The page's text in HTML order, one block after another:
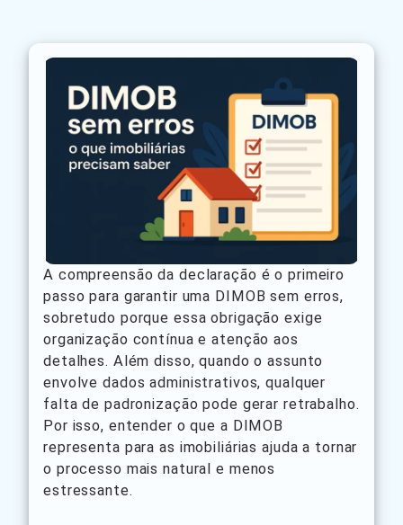
A compreensão da declaração é o primeiro
passo para garantir uma DIMOB sem erros,
sobretudo porque essa obrigação exige
organização contínua e atenção aos
detalhes. Além disso, quando o assunto
envolve dados administrativos, qualquer
falta de padronização pode gerar retrabalho.
Por isso, entender o que a DIMOB
representa para as imobiliárias ajuda a tornar
o processo mais natural e menos
estressante.